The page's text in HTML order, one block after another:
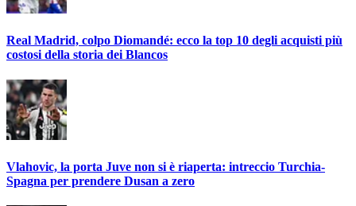
Real Madrid, colpo Diomandé: ecco la top 10 degli acquisti più
costosi della storia dei Blancos
Vlahovic, la porta Juve non si è riaperta: intreccio Turchia-
Spagna per prendere Dusan a zero